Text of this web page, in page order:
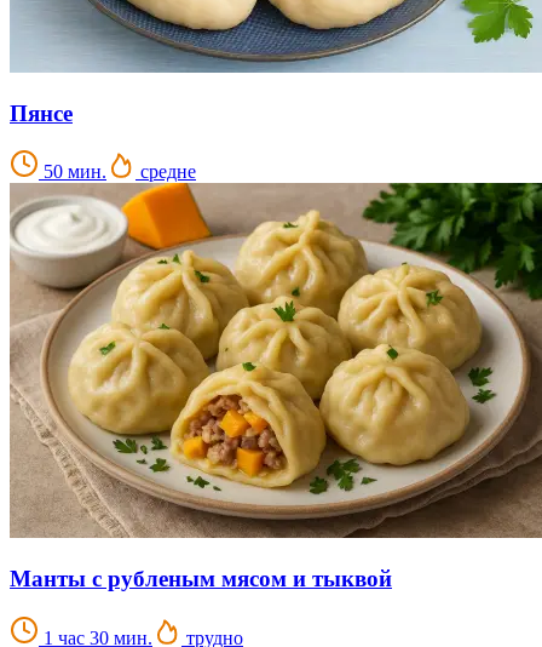
Пянсе
50 мин. средне
Манты с рубленым мясом и тыквой
1 час 30 мин. трудно